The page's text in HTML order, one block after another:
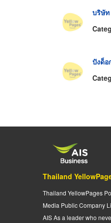
บริษัท
ปังด็อ
Thailand
Thailand YellowPages
Media Public Company
AIS As a leader who